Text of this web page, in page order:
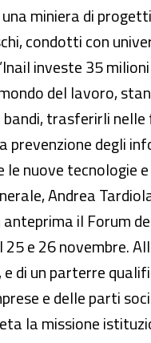
e tecnologia per
una miniera di
condotti con
investe 35
del lavoro,
trasferirli nelle
prevenzione degli
le nuove tecnologie
Andrea
il Forum
e 26 novembre.
di un parterre
e delle parti
la missione